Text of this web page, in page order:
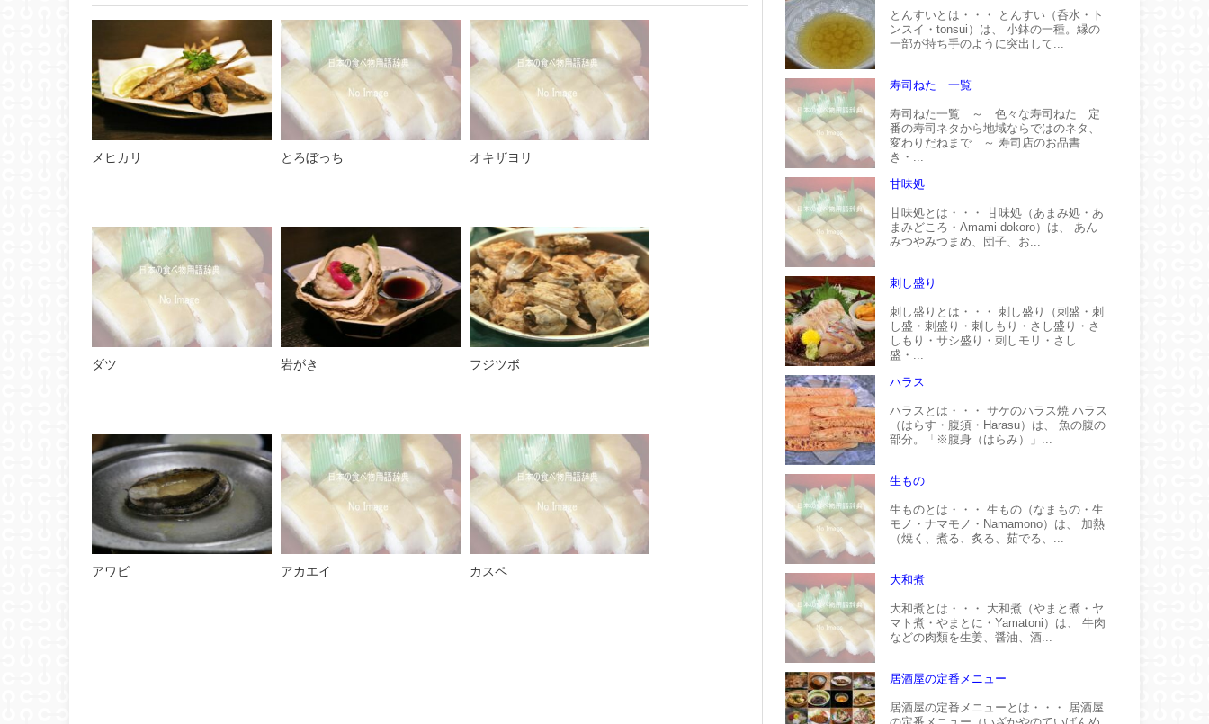
メヒカリ とろぼっち オキザヨリ
ダツ 岩がき フジツボ
アワビ アカエイ カスペ
とんすいとは・・・ とんすい（呑水・ト
ンスイ・tonsui）は、 小鉢の一種。縁の
一部が持ち手のように突出して...
寿司ねた 一覧
寿司ねた一覧 ～ 色々な寿司ねた 定
番の寿司ネタから地域ならではのネタ、
変わりだねまで ～ 寿司店のお品書
き・...
甘味処
甘味処とは・・・ 甘味処（あまみ処・あ
まみどころ・Amami dokoro）は、 あん
みつやみつまめ、団子、お...
刺し盛り
刺し盛りとは・・・ 刺し盛り（刺盛・刺
し盛・刺盛り・刺しもり・さし盛り・さ
しもり・サシ盛り・刺しモリ・さし
盛・...
ハラス
ハラスとは・・・ サケのハラス焼 ハラス
（はらす・腹須・Harasu）は、 魚の腹の
部分。「※腹身（はらみ）」...
生もの
生ものとは・・・ 生もの（なまもの・生
モノ・ナマモノ・Namamono）は、 加熱
（焼く、煮る、炙る、茹でる、...
大和煮
大和煮とは・・・ 大和煮（やまと煮・ヤ
マト煮・やまとに・Yamatoni）は、 牛肉
などの肉類を生姜、醤油、酒...
居酒屋の定番メニュー
居酒屋の定番メニューとは・・・ 居酒屋
の定番メニュー（いざかやのていばんめ